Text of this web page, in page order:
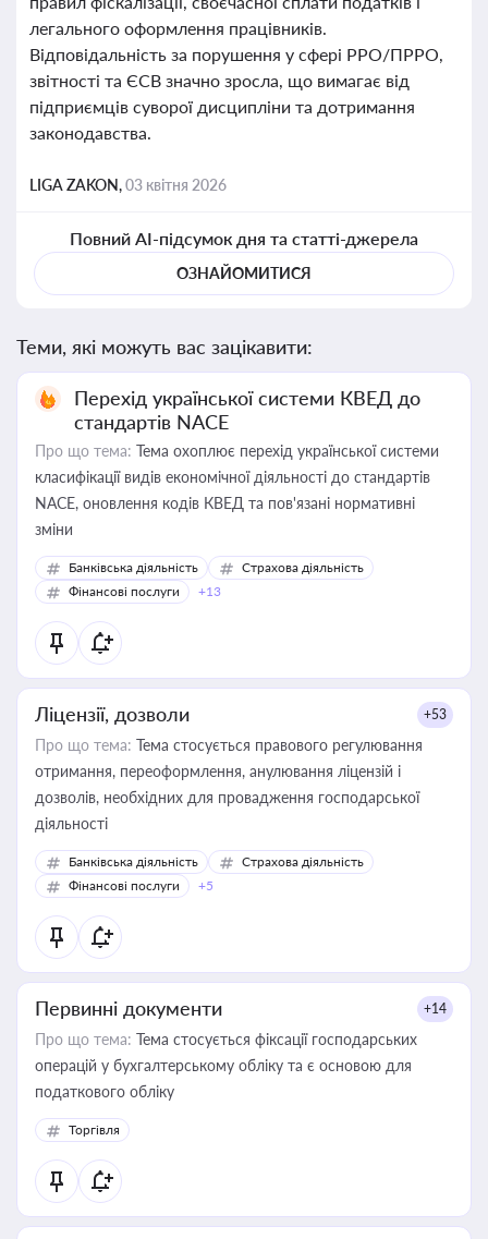
легального оформлення працівників.
Відповідальність за порушення у сфері РРО/ПРРО,
звітності та ЄСВ значно зросла, що вимагає від
підприємців суворої дисципліни та дотримання
законодавства.
LIGA ZAKON,03 квітня 2026
Повний AI-підсумок дня та статті-джерела
ОЗНАЙОМИТИСЯ
Теми, які можуть вас зацікавити:
Перехід української системи КВЕД до
стандартів NACE
Про що тема: Тема охоплює перехід української системи
класифікації видів економічної діяльності до стандартів
NACE, оновлення кодів КВЕД та пов'язані нормативні
зміни
Банківська діяльність
Страхова діяльність
Фінансові послуги
+13
Ліцензії, дозволи +53
Про що тема: Тема стосується правового регулювання
отримання, переоформлення, анулювання ліцензій і
дозволів, необхідних для провадження господарської
діяльності
Банківська діяльність
Страхова діяльність
Фінансові послуги
+5
Первинні документи +14
Про що тема: Тема стосується фіксації господарських
операцій у бухгалтерському обліку та є основою для
податкового обліку
Торгівля